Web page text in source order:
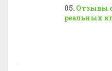
Отзывы
реальных